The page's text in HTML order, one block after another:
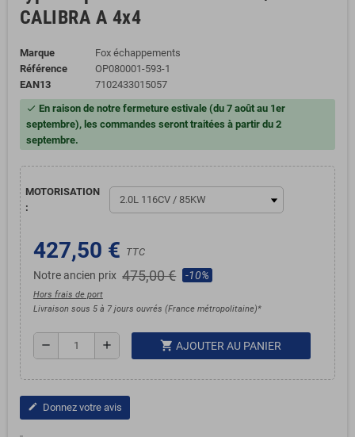
CALIBRA A 4x4
Marque
Fox échappements
Référence
OP080001-593-1
EAN13
7102433015057
check En raison de notre fermeture estivale (du 7 août au 1er
septembre), les commandes seront traitées à partir du 2
septembre.
MOTORISATION
:
427,50 € TTC
Notre ancien prix 475,00 € -10%
Hors frais de port
Livraison sous 5 à 7 jours ouvrés (France métropolitaine)*
remove add shopping_cart AJOUTER AU PANIER
edit Donnez votre avis